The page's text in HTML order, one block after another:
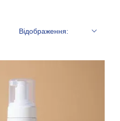
Відображення: